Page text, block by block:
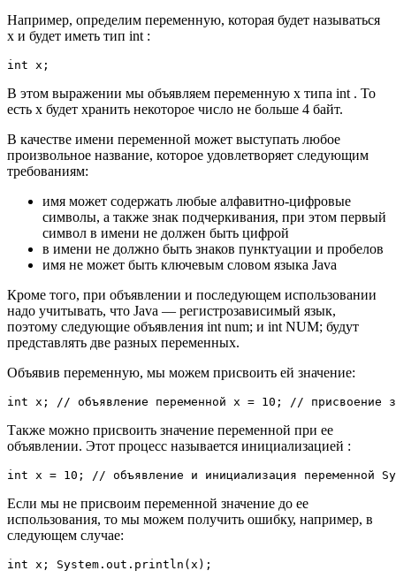
Например, определим переменную, которая будет называться
x и будет иметь тип int :
int x;
В этом выражении мы объявляем переменную x типа int . То
есть x будет хранить некоторое число не больше 4 байт.
В качестве имени переменной может выступать любое
произвольное название, которое удовлетворяет следующим
требованиям:
имя может содержать любые алфавитно-цифровые
символы, а также знак подчеркивания, при этом первый
символ в имени не должен быть цифрой
в имени не должно быть знаков пунктуации и пробелов
имя не может быть ключевым словом языка Java
Кроме того, при объявлении и последующем использовании
надо учитывать, что Java — регистрозависимый язык,
поэтому следующие объявления int num; и int NUM; будут
представлять две разных переменных.
Объявив переменную, мы можем присвоить ей значение:
int x; // объявление переменной x = 10; //
Также можно присвоить значение переменной при ее
объявлении. Этот процесс называется инициализацией :
int x = 10; // объявление и инициализация
Если мы не присвоим переменной значение до ее
использования, то мы можем получить ошибку, например, в
следующем случае:
int x; System.out.println(x);